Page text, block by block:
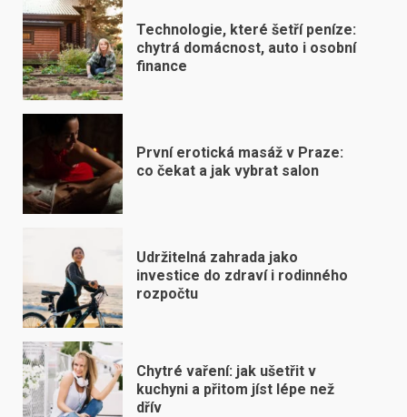
Technologie, které šetří peníze:
chytrá domácnost, auto i osobní
finance
První erotická masáž v Praze:
co čekat a jak vybrat salon
Udržitelná zahrada jako
investice do zdraví i rodinného
rozpočtu
Chytré vaření: jak ušetřit v
kuchyni a přitom jíst lépe než
dřív